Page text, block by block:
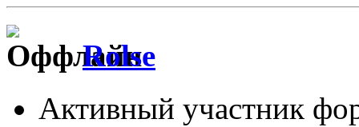
Rolse
Активный участник